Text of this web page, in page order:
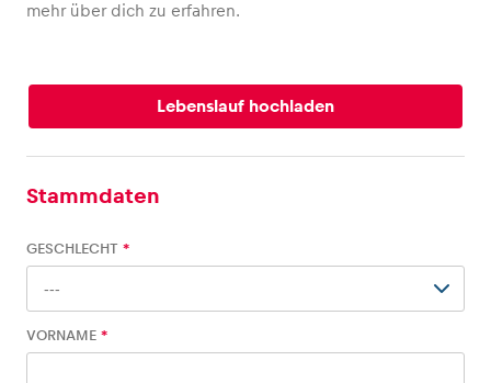
Events
mehr über dich zu erfahren.
Lebenslauf hochladen
Stammdaten
GESCHLECHT *
---
VORNAME *